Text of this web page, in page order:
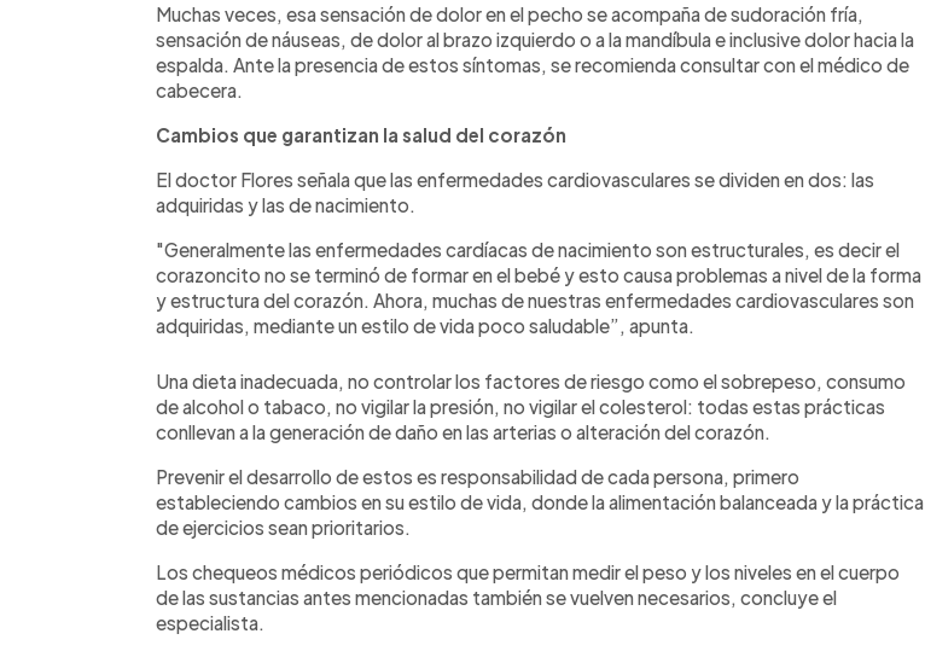
Muchas veces, esa sensación de dolor en el pecho se acompaña de sudoración fría,
sensación de náuseas, de dolor al brazo izquierdo o a la mandíbula e inclusive dolor hacia la
espalda. Ante la presencia de estos síntomas, se recomienda consultar con el médico de
cabecera.
Cambios que garantizan la salud del corazón
El doctor Flores señala que las enfermedades cardiovasculares se dividen en dos: las
adquiridas y las de nacimiento.
"Generalmente las enfermedades cardíacas de nacimiento son estructurales, es decir el
corazoncito no se terminó de formar en el bebé y esto causa problemas a nivel de la forma
y estructura del corazón. Ahora, muchas de nuestras enfermedades cardiovasculares son
adquiridas, mediante un estilo de vida poco saludable”, apunta.
Una dieta inadecuada, no controlar los factores de riesgo como el sobrepeso, consumo
de alcohol o tabaco, no vigilar la presión, no vigilar el colesterol: todas estas prácticas
conllevan a la generación de daño en las arterias o alteración del corazón.
Prevenir el desarrollo de estos es responsabilidad de cada persona, primero
estableciendo cambios en su estilo de vida, donde la alimentación balanceada y la práctica
de ejercicios sean prioritarios.
Los chequeos médicos periódicos que permitan medir el peso y los niveles en el cuerpo
de las sustancias antes mencionadas también se vuelven necesarios, concluye el
especialista.